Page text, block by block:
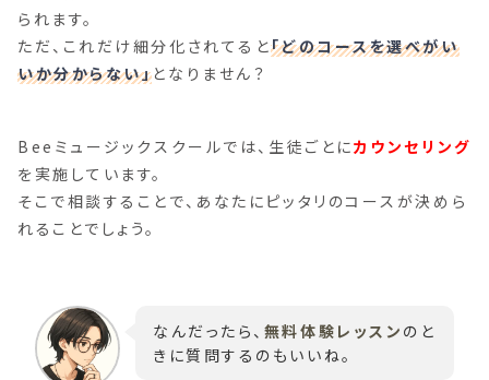
られます。
ただ、これだけ細分化されてると「どのコースを選べがい
いか分からない」となりません？
Beeミュージックスクールでは、生徒ごとにカウンセリング
を実施しています。
そこで相談することで、あなたにピッタリのコースが決めら
れることでしょう。
なんだったら、 無料体験レッスン のと
きに質問するのもいいね。